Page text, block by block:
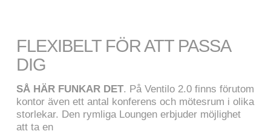
FLEXIBELT FÖR ATT PASSA
DIG
SÅ HÄR FUNKAR DET. På Ventilo 2.0 finns förutom
kontor även ett antal konferens och mötesrum i olika
storlekar. Den rymliga Loungen erbjuder möjlighet
att ta en